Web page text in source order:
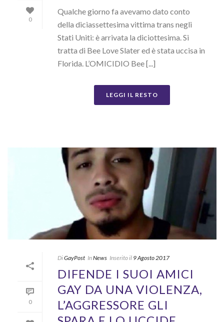
0
Qualche giorno fa avevamo dato conto
della diciassettesima vittima trans negli
Stati Uniti: è arrivata la diciottesima. Si
tratta di Bee Love Slater ed è stata uccisa in
Florida. L’OMICIDIO Bee [...]
LEGGI IL RESTO
0
DiGayPost InNews Inserito il 9 Agosto 2017
DIFENDE I SUOI AMICI
GAY DA UNA VIOLENZA,
L’AGGRESSORE GLI